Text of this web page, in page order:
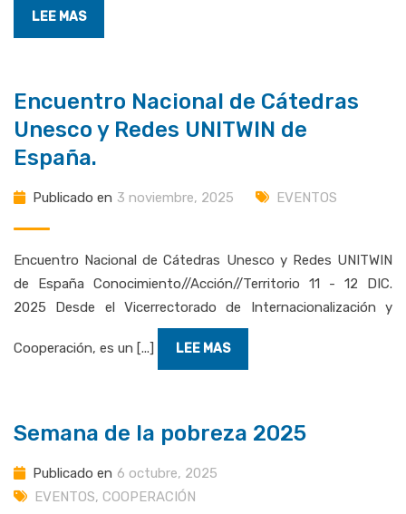
LEE MAS
Encuentro Nacional de Cátedras
Unesco y Redes UNITWIN de
España.
Publicado en 3 noviembre, 2025 EVENTOS
Encuentro Nacional de Cátedras Unesco y Redes UNITWIN
de España Conocimiento//Acción//Territorio 11 - 12 DIC.
2025 Desde el Vicerrectorado de Internacionalización y
Cooperación, es un [...] LEE MAS
Semana de la pobreza 2025
Publicado en 6 octubre, 2025
EVENTOS, COOPERACIÓN